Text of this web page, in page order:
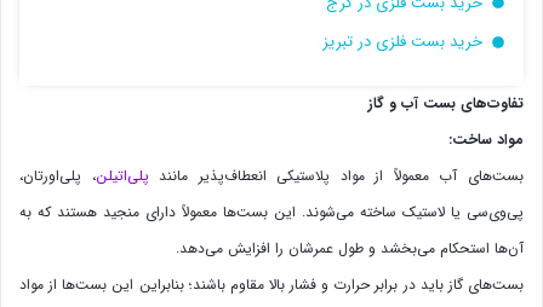
خرید بست فلزی در تبریز
تفاوت‌های بست آب و گاز
مواد ساخت:
بست‌های آب معمولاً از مواد پلاستیکی انعطاف‌پذیر مانند پلی‌اتیلن، پلی‌اورتان،
پی‌وی‌سی یا لاستیک ساخته می‌شوند. این بست‌ها معمولاً دارای منجید هستند که به
آن‌ها استحکام می‌بخشد و طول عمرشان را افزایش می‌دهد.
بست‌های گاز باید در برابر حرارت و فشار بالا مقاوم باشند؛ بنابراین این بست‌ها از مواد